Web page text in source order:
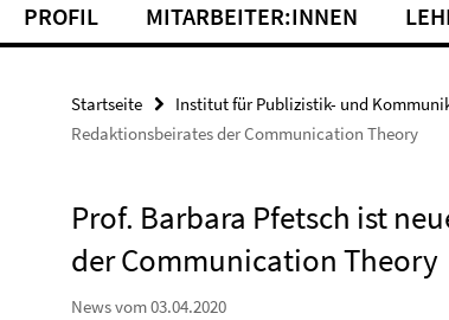
PROFIL MITARBEITER:INNEN
Startseite Institut für Publizistik- und
Redaktionsbeirates der Communication Theory
Prof. Barbara Pfetsch ist
der Communication Theory
News vom 03.04.2020